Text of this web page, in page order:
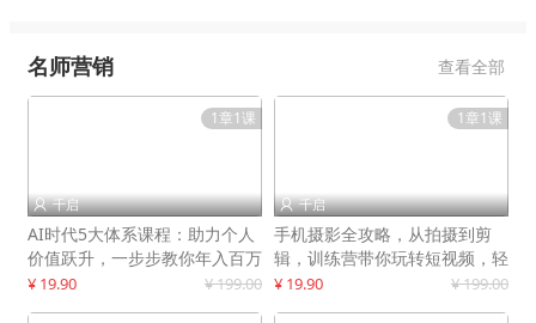
名师营销 查看全部
1章1课
 千启
AI时代5大体系课程：助力个人
价值跃升，一步步教你年入百万
¥ 19.90 ¥ 199.00
1章1课
 千启
手机摄影全攻略，从拍摄到剪
辑，训练营带你玩转短视频，轻
松拍大片
¥ 19.90 ¥ 199.00